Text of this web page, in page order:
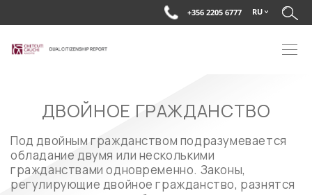
+356 2205 6777 RU
ДОКЛАД О ДВОЙНОМ
ДВОЙНОЕ ГРАЖДАНСТВО
Под двойным гражданством подразумевается
обладание двумя или несколькими
гражданствами одновременно. Законы,
регулирующие двойное гражданство, разнятся